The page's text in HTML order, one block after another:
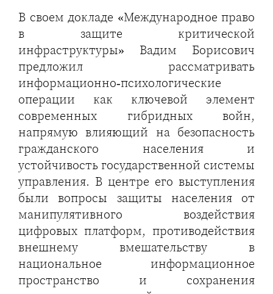
В своем докладе «Международное право
в защите критической
инфраструктуры» Вадим Борисович
предложил рассматривать
информационно‑психологические
операции как ключевой элемент
современных гибридных войн,
напрямую влияющий на безопасность
гражданского населения и
устойчивость государственной системы
управления. В центре его выступления
были вопросы защиты населения от
манипулятивного воздействия
цифровых платформ, противодействия
внешнему вмешательству в
национальное информационное
пространство и сохранения